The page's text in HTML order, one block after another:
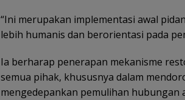
“Ini merupakan implementasi awal
lebih humanis dan berorientasi pada
Ia berharap penerapan mekanisme
semua pihak, khususnya dalam
mengedepankan pemulihan hubungan